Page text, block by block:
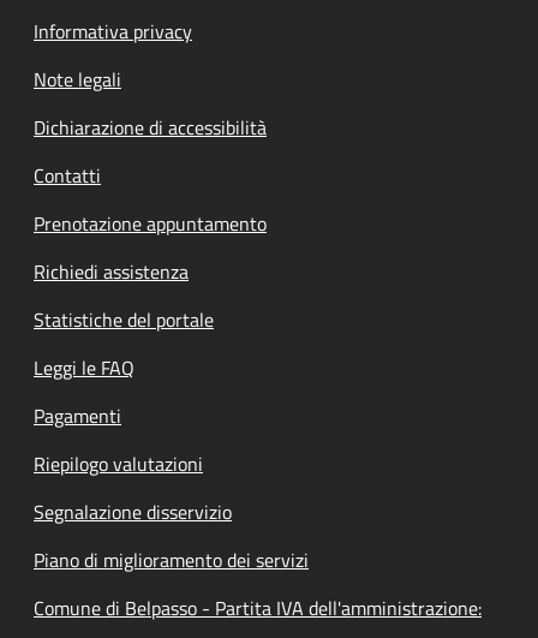
Informativa privacy
Note legali
Dichiarazione di accessibilità
Contatti
Prenotazione appuntamento
Richiedi assistenza
Statistiche del portale
Leggi le FAQ
Pagamenti
Riepilogo valutazioni
Segnalazione disservizio
Piano di miglioramento dei servizi
Comune di Belpasso - Partita IVA dell'amministrazione: